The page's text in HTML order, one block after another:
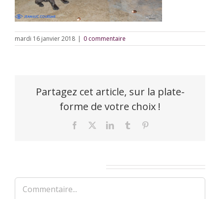
mardi 16 janvier 2018 | 0 commentaire
Partagez cet article, sur la plate-
forme de votre choix !
Facebook LinkedInTumblr
Commentaire